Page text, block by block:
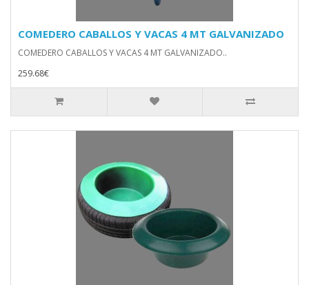
COMEDERO CABALLOS Y VACAS 4 MT GALVANIZADO
COMEDERO CABALLOS Y VACAS 4 MT GALVANIZADO..
259.68€